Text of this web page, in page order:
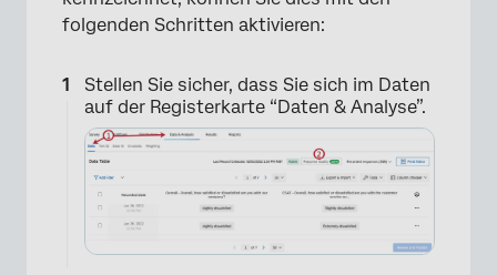
folgenden Schritten aktivieren:
Stellen Sie sicher, dass Sie sich im Daten
auf der Registerkarte “Daten & Analyse”.